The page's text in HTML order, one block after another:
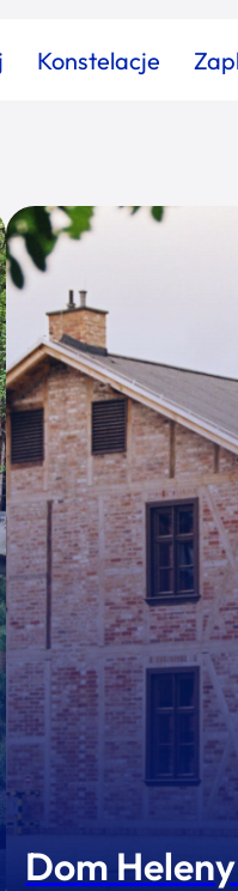
Konstelacje
Miasto
Dom